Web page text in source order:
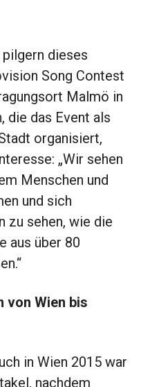
pilgern dieses
Song Contest
Malmö in
die das Event als
organisiert,
„Wir sehen
Menschen und
und sich
zu sehen, wie die
aus über 80
von Wien bis
in Wien 2015 war
nachdem